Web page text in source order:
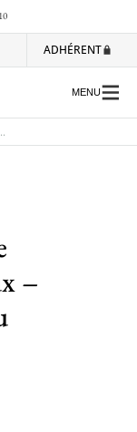
ADHÉRENT
MENU
–